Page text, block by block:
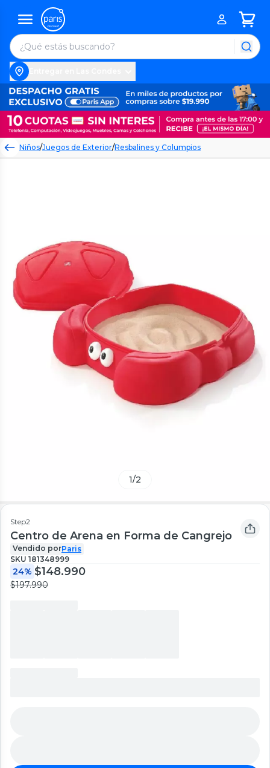
Niños/Juegos de Exterior/Resbalines y Columpios
1/2
Step2
Centro de Arena en Forma de Cangrejo
Vendido porParis
SKU 181348999
24% $148.990
$197.990